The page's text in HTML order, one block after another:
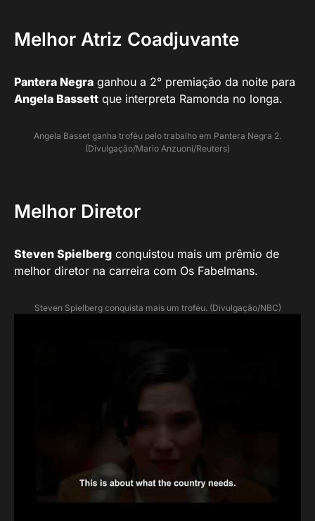
Melhor Atriz Coadjuvante
Pantera Negra ganhou a 2° premiação da noite para
Angela Bassett que interpreta Ramonda no longa.
Angela Basset ganha troféu pelo trabalho em Pantera Negra 2.
(Divulgação/Mario Anzuoni/Reuters)
Melhor Diretor
Steven Spielberg conquistou mais um prêmio de
melhor diretor na carreira com Os Fabelmans.
Steven Spielberg conquista mais um troféu. (Divulgação/NBC)
Os Fabelmans coroou
com o prêmio da categoria.
Melhor Trilha Sonora Original